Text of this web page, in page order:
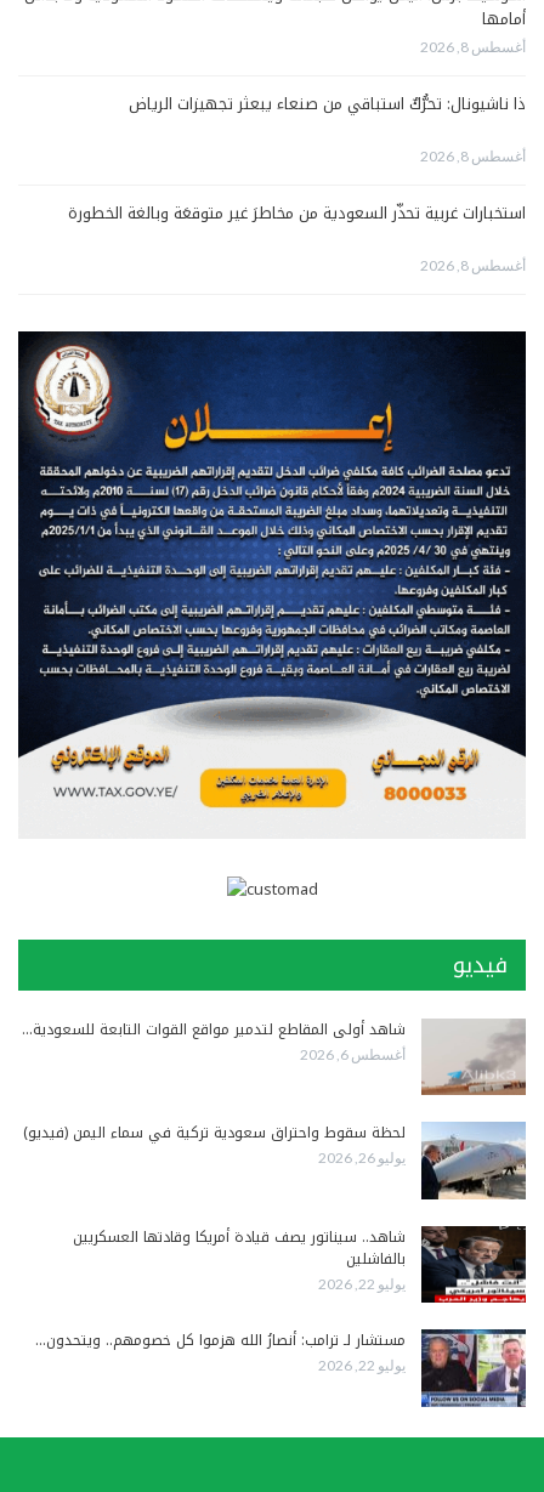
أمامها
أغسطس 8, 2026
ذا ناشيونال: تحرُّكٌ استباقي من صنعاء يبعثر تجهيزات الرياض
أغسطس 8, 2026
استخبارات غربية تحذّر السعودية من مخاطرَ غير متوقعَة وبالغة الخطورة
أغسطس 8, 2026
فيديو
شاهد أولى المقاطع لتدمير مواقع القوات التابعة للسعودية…
أغسطس 6, 2026
لحظة سقوط واحتراق سعودية تركية في سماء اليمن (فيديو)
يوليو 26, 2026
شاهد.. سيناتور يصف قيادة أمريكا وقادتها العسكريين
بالفاشلين
يوليو 22, 2026
مستشار لـ ترامب: أنصارُ الله هزموا كل خصومهم.. ويتحدون…
يوليو 22, 2026